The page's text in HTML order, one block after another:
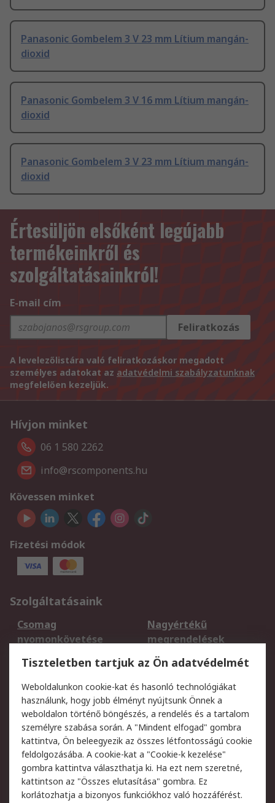
Panasonic Gombelem 3 V 23 mm Lítium mangán-
dioxid
Panasonic Gombelem 3 V 16 mm Lítium mangán-
dioxid
Panasonic Gombelem 3 V 23 mm Lítium mangán-
dioxid
Értesüljön elsőként legújabb
termékeinkről és
szolgáltatásainkról!
E-mail cím
Feliratkozás
A levelezőlistára való feliratkozáskor megadott
személyes adatokat az adatvédelmi szabályzatunknak
megfelelően kezeljük.
Hívjon minket
06 1 580 2262
info@rscomponents.hu
Kövessen minket
Fizetési módok
Szolgáltatásaink
Csomag
nyomonkövetése
Nagyértékű
megrendelések
Regisztráció
Szállítás
Termékvisszaküldés
Szolgáltatások
Jogi
Adatvédelmi
szabályzat
Az RS értékesítési
feltételei
Cookie szabályzat
Email biztonság
Webhelyre vonatkozó
Weboldal felhasználói
Tiszteletben tartjuk az Ön adatvédelmét
Weboldalunkon cookie-kat és hasonló technológiákat
használunk, hogy jobb élményt nyújtsunk Önnek a
weboldalon történő böngészés, a rendelés és a tartalom
személyre szabása során. A "Mindent elfogad" gombra
kattintva, Ön beleegyezik az összes létfontosságú cookie
feldolgozásába. A cookie-kat a "Cookie-k kezelése"
gombra kattintva választhatja ki. Ha ezt nem szeretné,
kattintson az "Összes elutasítása" gombra. Ez
korlátozhatja a bizonyos funkciókhoz való hozzáférést.